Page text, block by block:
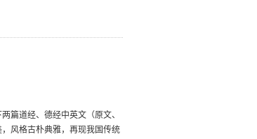
篇道经、德经中英文（原文、
风格古朴典雅，再现我国传统